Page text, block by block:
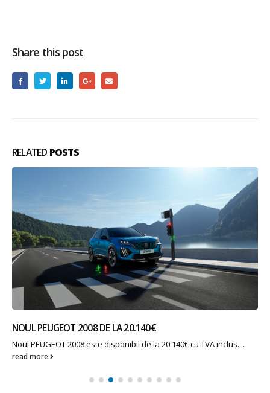
Share this post
RELATED POSTS
NOUL PEUGEOT 2008 DE LA 20.140€
Noul PEUGEOT 2008 este disponibil de la 20.140€ cu TVA inclus....
read more